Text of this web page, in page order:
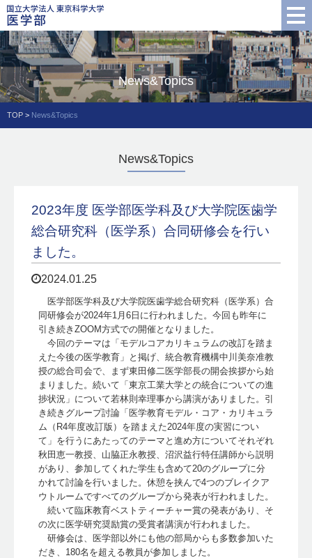
News&Topics
TOP > News&Topics
News&Topics
2023年度 医学部医学科及び大学院医歯学
総合研究科（医学系）合同研修会を行い
ました。
2024.01.25
医学部医学科及び大学院医歯学総合研究科（医学系）合
同研修会が2024年1月6日に行われました。今回も昨年に
引き続きZOOM方式での開催となりました。
今回のテーマは「モデルコアカリキュラムの改訂を踏ま
えた今後の医学教育」と掲げ、統合教育機構中川美奈准教
授の総合司会で、まず東田修二医学部長の開会挨拶から始
まりました。続いて「東京工業大学との統合についての進
捗状況」について若林則幸理事から講演がありました。引
き続きグループ討論「医学教育モデル・コア・カリキュラ
ム（R4年度改訂版）を踏まえた2024年度の実習につい
て」を行うにあたってのテーマと進め方についてそれぞれ
秋田恵一教授、山脇正永教授、沼沢益行特任講師から説明
があり、参加してくれた学生も含めて20のグループに分
かれて討論を行いました。休憩を挟んで4つのブレイクア
ウトルームですべてのグループから発表が行われました。
続いて臨床教育ベストティーチャー賞の発表があり、そ
の次に医学研究奨励賞の受賞者講演が行われました。
研修会は、医学部以外にも他の部局からも多数参加いた
だき、180名を超える教員が参加しました。